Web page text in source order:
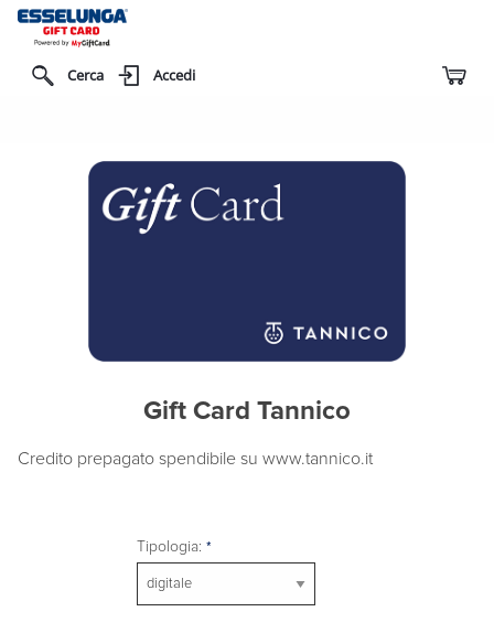
Cerca Accedi
Gift Card Tannico
Credito prepagato spendibile su www.tannico.it
Tipologia: